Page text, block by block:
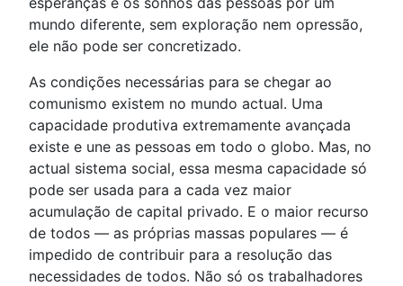
mundo diferente, sem exploração nem opressão,
ele não pode ser concretizado.
As condições necessárias para se chegar ao
comunismo existem no mundo actual. Uma
capacidade produtiva extremamente avançada
existe e une as pessoas em todo o globo. Mas, no
actual sistema social, essa mesma capacidade só
pode ser usada para a cada vez maior
acumulação de capital privado. E o maior recurso
de todos — as próprias massas populares — é
impedido de contribuir para a resolução das
necessidades de todos. Não só os trabalhadores